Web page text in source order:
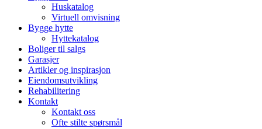
Huskatalog
Virtuell omvisning
Bygge hytte
Hyttekatalog
Boliger til salgs
Garasjer
Artikler og inspirasjon
Eiendomsutvikling
Rehabilitering
Kontakt
Kontakt oss
Ofte stilte spørsmål